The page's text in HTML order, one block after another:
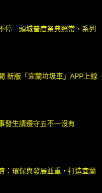
停 頭城普度祭典照常、系列
新版「宜蘭垃圾車」APP上線
發生請遵守五不一沒有
：環保與發展並重，打造宜蘭